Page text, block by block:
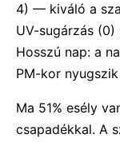
4) — kiváló a
UV-sugárzás
Hosszú nap: a
PM-kor
Ma 51% esély
csapadékkal. A